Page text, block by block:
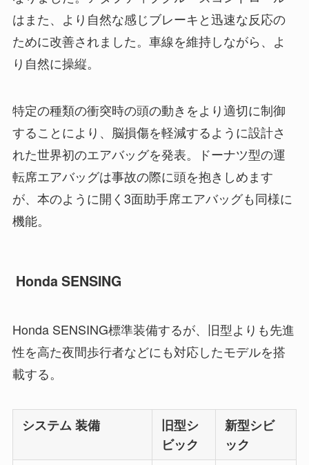
はまた、より自然な感じブレーキと迅速な反応の
ために改善されました。車線を維持しながら、よ
り自然に操縦。
特定の種類の衝突時の頭の動きをより適切に制御
することにより、脳損傷を軽減するように設計さ
れた世界初のエアバッグを発表。ドーナツ型の運
転席エアバッグは事故の際に頭を抱きしめます
が、本のように開く3面助手席エアバッグも同様に
機能。
Honda SENSING
Honda SENSING標準装備するが、旧型よりも先進
性を高た夜間歩行者などにも対応したモデルを搭
載する。
システム 装備
旧型シ
ビック
新型シビ
ック